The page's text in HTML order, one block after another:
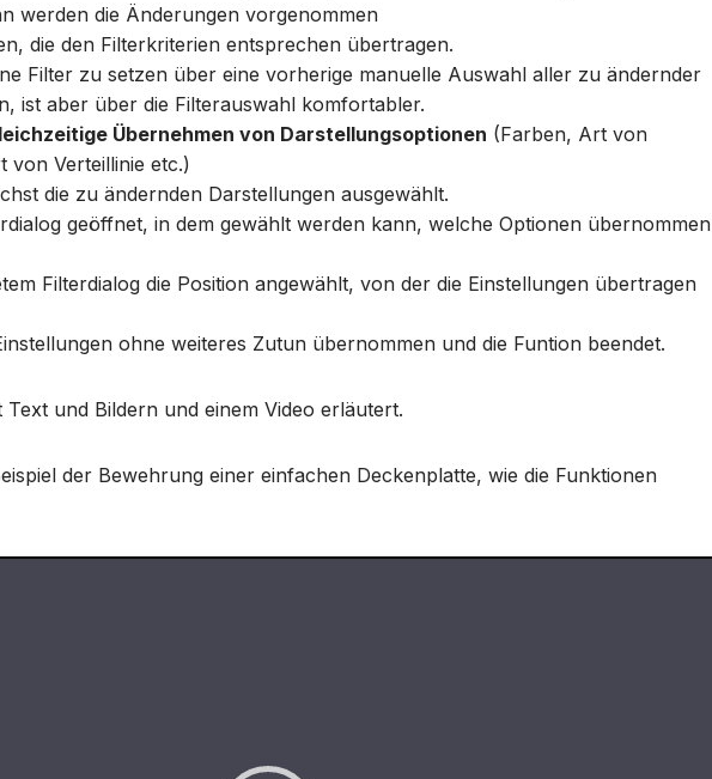
werden die Änderungen vorgenommen
die den Filterkriterien entsprechen übertragen.
Filter zu setzen über eine vorherige manuelle Auswahl aller zu ändernder
ist aber über die Filterauswahl komfortabler.
Übernehmen von Darstellungsoptionen (Farben, Art von
von Verteillinie etc.)
die zu ändernden Darstellungen ausgewählt.
geöffnet, in dem gewählt werden kann, welche Optionen übernommen
Filterdialog die Position angewählt, von der die Einstellungen übertragen
ohne weiteres Zutun übernommen und die Funtion beendet.
und Bildern und einem Video erläutert.
der Bewehrung einer einfachen Deckenplatte, wie die Funktionen